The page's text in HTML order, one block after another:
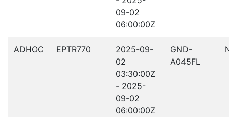
09-02
06:00:00Z
ADHOC EPTR770
2025-09-
02
03:30:00Z
- 2025-
09-02
06:00:00Z
GND-
A045FL